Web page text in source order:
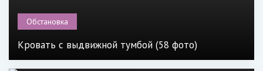
Обстановка
Кровать с выдвижной тумбой (58 фото)